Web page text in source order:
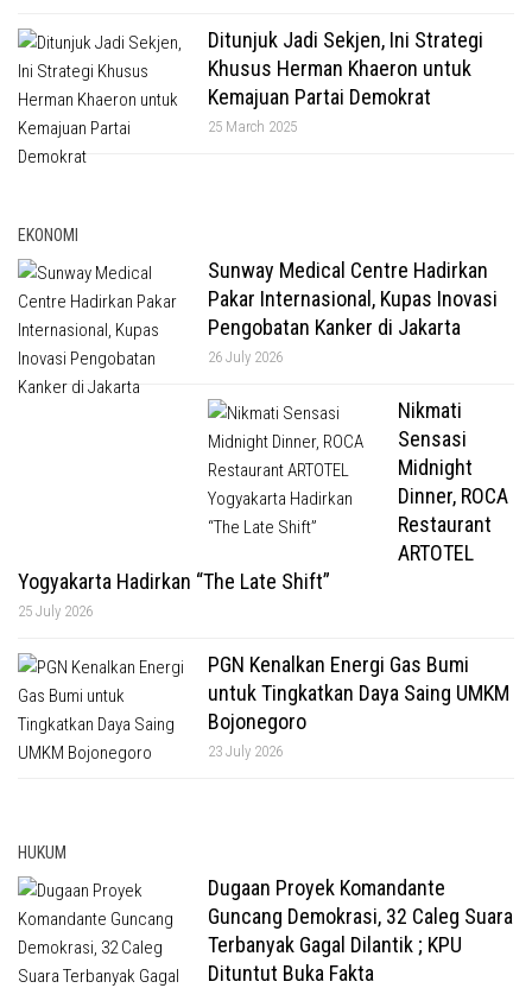
Ditunjuk Jadi Sekjen, Ini Strategi
Khusus Herman Khaeron untuk
Kemajuan Partai Demokrat
25 March 2025
EKONOMI
Sunway Medical Centre Hadirkan
Pakar Internasional, Kupas Inovasi
Pengobatan Kanker di Jakarta
26 July 2026
Nikmati
Sensasi
Midnight
Dinner, ROCA
Restaurant
ARTOTEL
Yogyakarta Hadirkan “The Late Shift”
25 July 2026
PGN Kenalkan Energi Gas Bumi
untuk Tingkatkan Daya Saing UMKM
Bojonegoro
23 July 2026
HUKUM
Dugaan Proyek Komandante
Guncang Demokrasi, 32 Caleg Suara
Terbanyak Gagal Dilantik ; KPU
Dituntut Buka Fakta